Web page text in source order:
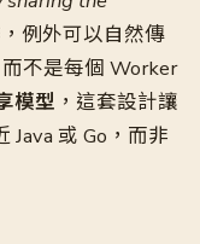
例外可以自然傳
而不是每個 Worker
模型 ，這套設計讓
Java 或 Go，而非